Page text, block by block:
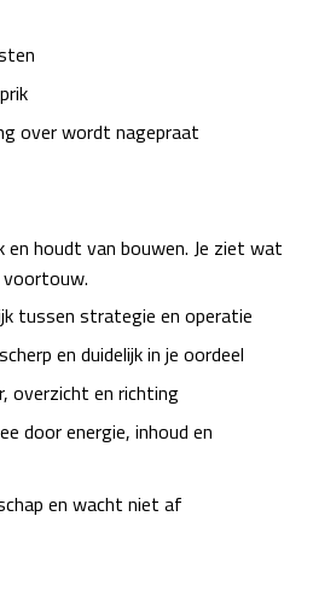
over wordt nagepraat
houdt van bouwen. Je ziet wat
tussen strategie en operatie
en duidelijk in je oordeel
overzicht en richting
door energie, inhoud en
en wacht niet af